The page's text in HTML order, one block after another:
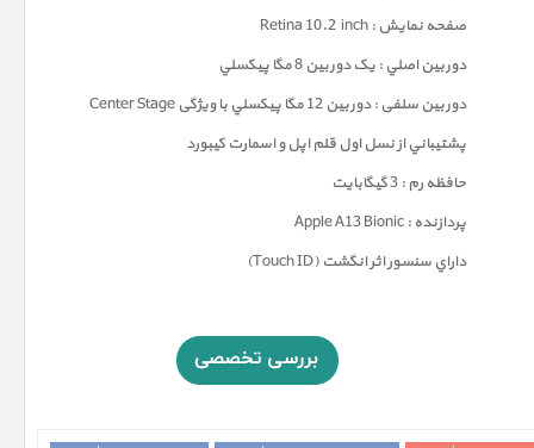
صفحه نمايش : Retina 10.2 inch
دوربين اصلي : يک دوربين 8 مگا پيکسلي
دوربين سلفی : دوربين 12 مگا پيکسلي با ویژگی Center Stage
پشتيباني از نسل اول قلم اپل و اسمارت کيبورد
حافظه رم : 3 گيگابايت
پردازنده : Apple A13 Bionic
داراي سنسور اثر انگشت (Touch ID)